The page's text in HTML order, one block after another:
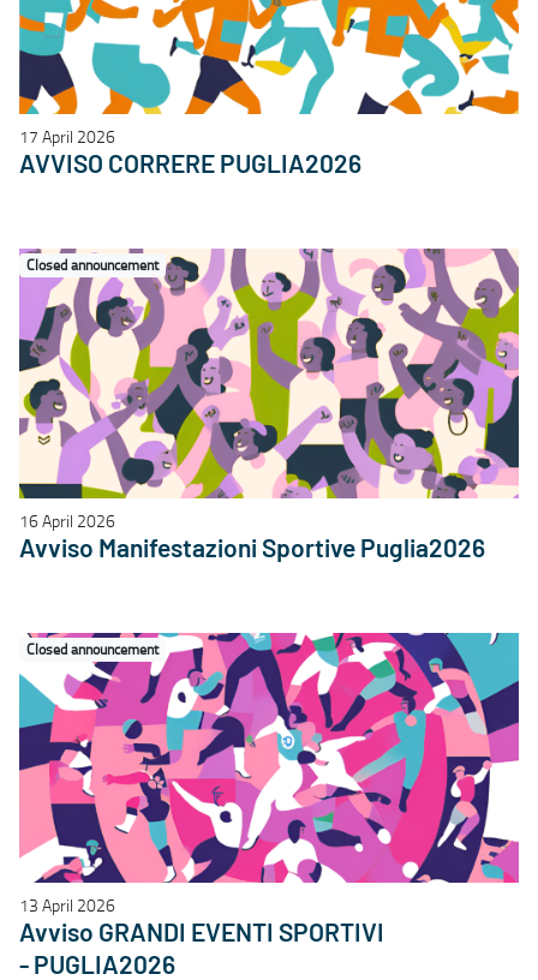
17 April 2026
AVVISO CORRERE PUGLIA2026
Closed announcement
16 April 2026
Avviso Manifestazioni Sportive Puglia2026
Closed announcement
13 April 2026
Avviso GRANDI EVENTI SPORTIVI
- PUGLIA2026